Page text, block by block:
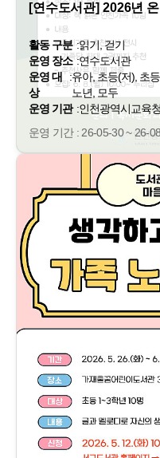
[연수도서관] 2026년
활동 구분 :읽기, 걷기
운영 장소 :연수도서관
운영 대
상
:유아, 초등(저), 초
노년, 모두
운영 기관 :인천광역시교육
운영 기간 : 26-05-30 ~ 26-